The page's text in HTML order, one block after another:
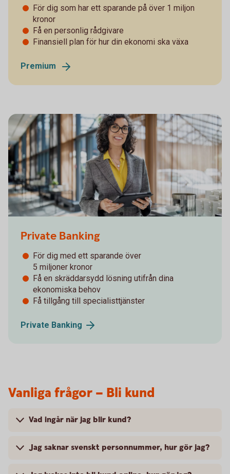
För dig som har ett sparande på över 1 miljon
kronor
Få en personlig rådgivare
Finansiell plan för hur din ekonomi ska växa
Premium
Private Banking
För dig med ett sparande över
­5 miljoner kronor
Få en skräddarsydd lösning utifrån dina
ekonomiska behov
Få tillgång till specialisttjänster
Private Banking
Vanliga frågor – Bli kund
Vad ingår när jag blir kund?
Jag saknar svenskt personnummer, hur gör jag?